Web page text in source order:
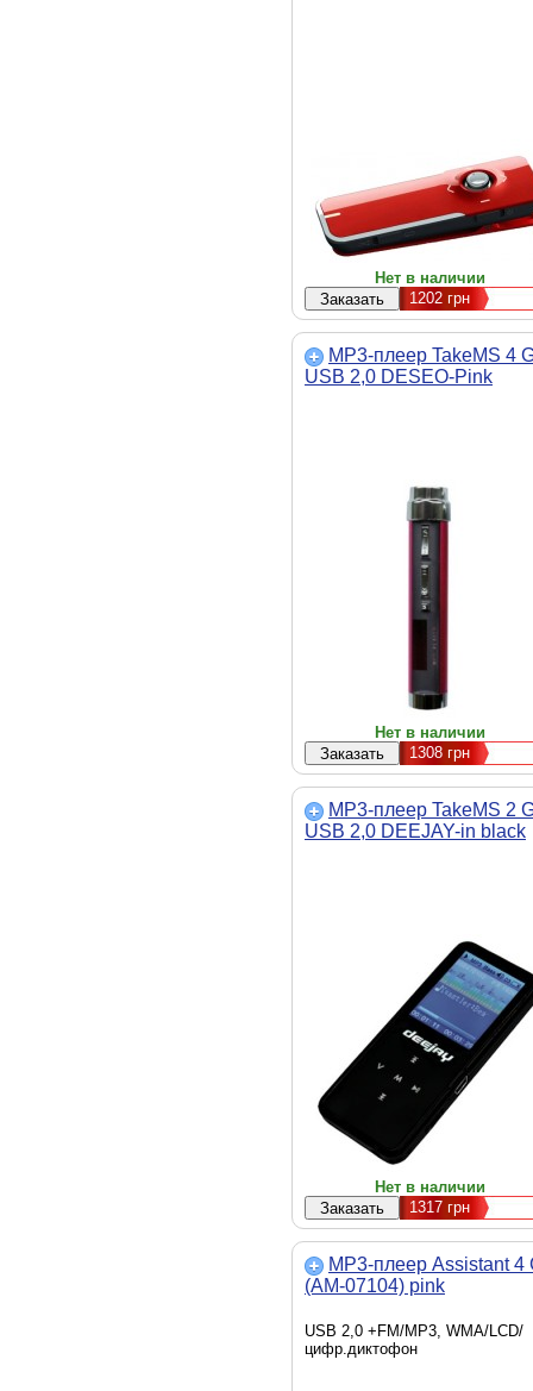
Нет в наличии
1202 грн
MP3-плеер TakeMS 4
USB 2,0 DESEO-Pink
Нет в наличии
1308 грн
MP3-плеер TakeMS 2
USB 2,0 DEEJAY-in black
Нет в наличии
1317 грн
MP3-плеер Assistant 4
(AM-07104) pink
USB 2,0 +FM/MP3, WMA/LCD/
цифр.диктофон